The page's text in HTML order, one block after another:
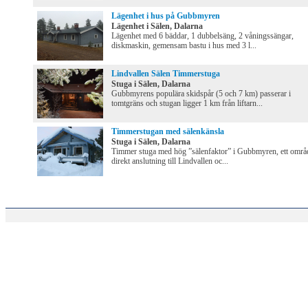
Lägenhet i hus på Gubbmyren
Lägenhet i Sälen, Dalarna
Lägenhet med 6 bäddar, 1 dubbelsäng, 2 våningssängar,
diskmaskin, gemensam bastu i hus med 3 l...
Lindvallen Sälen Timmerstuga
Stuga i Sälen, Dalarna
Gubbmyrens populära skidspår (5 och 7 km) passerar i
tomtgräns och stugan ligger 1 km från liftarn...
Timmerstugan med sälenkänsla
Stuga i Sälen, Dalarna
Timmer stuga med hög ”sälenfaktor” i Gubbmyren, ett
direkt anslutning till Lindvallen oc...